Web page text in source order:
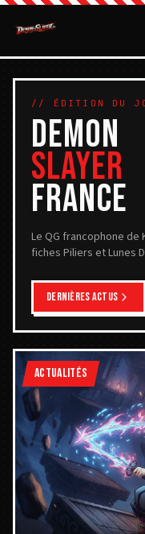
ACTUALITÉS
PERSONNAGES
PILIERS
LUNES
GUIDES
BOUTIQUE
CONTACT
// ÉDITION DU
DEMON
SLAYER
FRANCE
Le QG francophone de
fiches Piliers et Lunes
DERNIÈRES ACTUS
ACTUALITÉS